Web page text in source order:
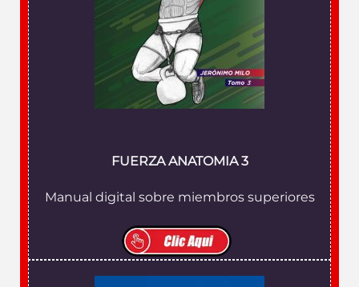
FUERZA ANATOMIA 3
Manual digital sobre miembros superiores